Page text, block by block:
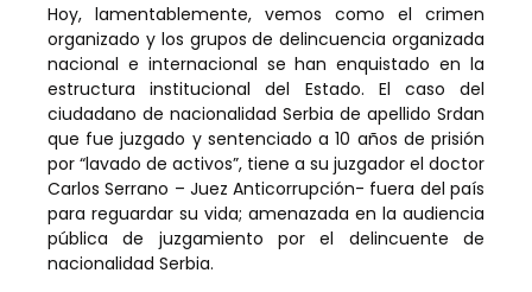
Hoy, lamentablemente, vemos como el crimen
organizado y los grupos de delincuencia organizada
nacional e internacional se han enquistado en la
estructura institucional del Estado. El caso del
ciudadano de nacionalidad Serbia de apellido Srdan
que fue juzgado y sentenciado a 10 años de prisión
por “lavado de activos”, tiene a su juzgador el doctor
Carlos Serrano – Juez Anticorrupción- fuera del país
para reguardar su vida; amenazada en la audiencia
pública de juzgamiento por el delincuente de
nacionalidad Serbia.